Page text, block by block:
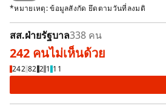
*หมายเหตุ: ข้อมูลสังกัด ยึดตามวันที่ลงมติ
สส.ฝ่ายรัฐบาล338 คน
242 คนไม่เห็นด้วย
242 82 2 1 11
ไม่เห็นด้วย 242 คน